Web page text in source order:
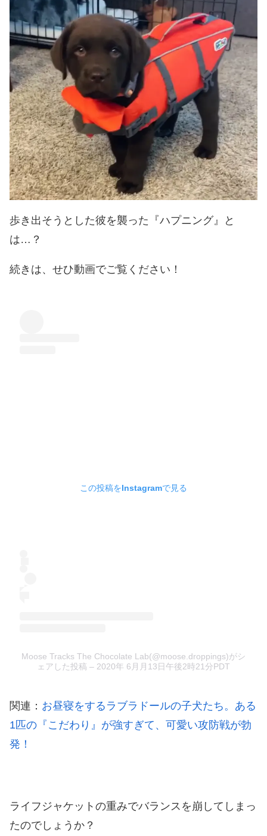
歩き出そうとした彼を襲った『ハプニング』と
は…？
続きは、せひ動画でご覧ください！
この投稿をInstagramで見る
Moose Tracks The Chocolate Lab(@moose.droppings)がシ
ェアした投稿 – 2020年 6月月13日午後2時21分PDT
関連： お昼寝をするラブラドールの子犬たち。ある
1匹の『こだわり』が強すぎて、可愛い攻防戦が勃
発！
ライフジャケットの重みでバランスを崩してしまっ
たのでしょうか？